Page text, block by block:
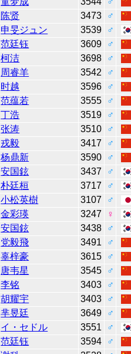
陈贤 3473
♂
申旻ジュン 3539
♂
范廷钰 3609
♂
柯洁 3698
♂
周睿羊 3542
♂
时越 3596
♂
范蕴若 3555
♂
丁浩 3519
♂
张涛 3510
♂
戎毅 3417
♂
杨鼎新 3590
♂
安国鉉 3437
♂
朴廷桓 3717
♂
小松英樹 3107
♂
金彩瑛 3247
♀
安国鉉 3438
♂
党毅飛 3491
♂
辜梓豪 3615
♂
唐韦星 3545
♂
李铭 3403
♂
胡耀宇 3403
♂
芈昱廷 3649
♂
イ・セドル 3551
♂
范廷钰 3594
♂